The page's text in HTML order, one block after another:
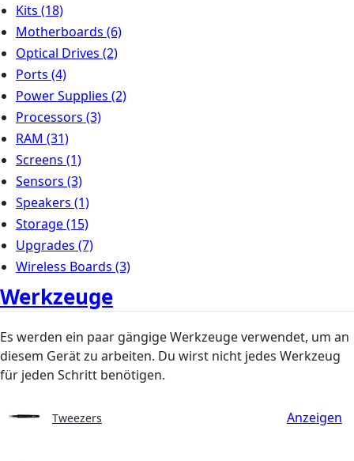
Kits (18)
Motherboards (6)
Optical Drives (2)
Ports (4)
Power Supplies (2)
Processors (3)
RAM (31)
Screens (1)
Sensors (3)
Speakers (1)
Storage(15)
Upgrades (7)
Wireless Boards (3)
Werkzeuge
Es werden ein paar gängige Werkzeuge verwendet, um an
diesem Gerät zu arbeiten. Du wirst nicht jedes Werkzeug
für jeden Schritt benötigen.
Tweezers Anzeigen